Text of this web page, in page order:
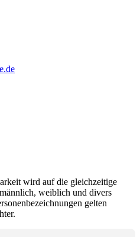
wird auf die gleichzeitige
weiblich und divers
gelten